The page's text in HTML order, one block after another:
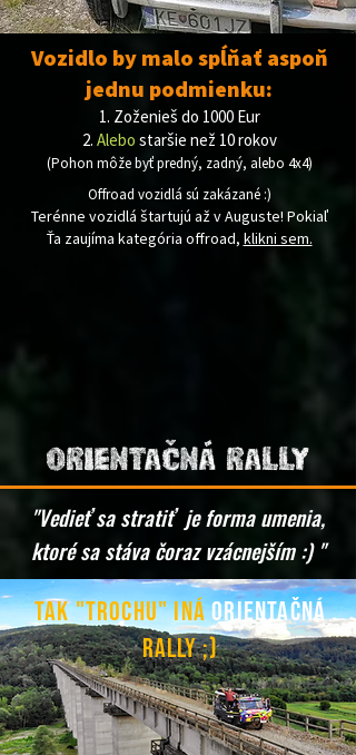
Vozidlo by malo spĺňať aspoň
jednu podmienku:
1. Zoženieš do 1000Eur
2. Alebo staršie než 10 rokov
(Pohon môže byť predný, zadný, alebo 4x4)
Offroad vozidlá sú zakázané :)
Terénne vozidlá štartujú až v Auguste! Pokiaľ
Ťa zaujíma kategória offroad, klikni sem.
Orientačná Rally
"Vedieť sa stratiť je forma umenia,
ktoré sa stáva čoraz vzácnejším :) "
tak "Trochu" ináorientačná
rally ;)